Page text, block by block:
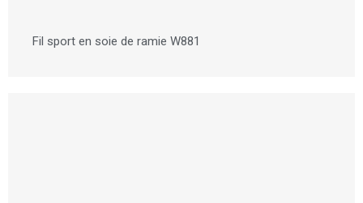
Fil sport en soie de ramie W881